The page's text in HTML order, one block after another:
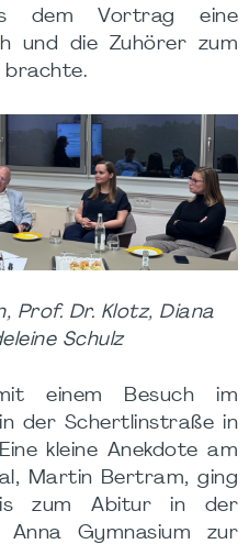
dem Vortrag eine
und die Zuhörer zum
brachte.
Prof. Dr. Klotz, Diana
Schulz
einem Besuch im
der Schertlinstraße in
kleine Anekdote am
Martin Bertram, ging
zum Abitur in der
Gymnasium zur